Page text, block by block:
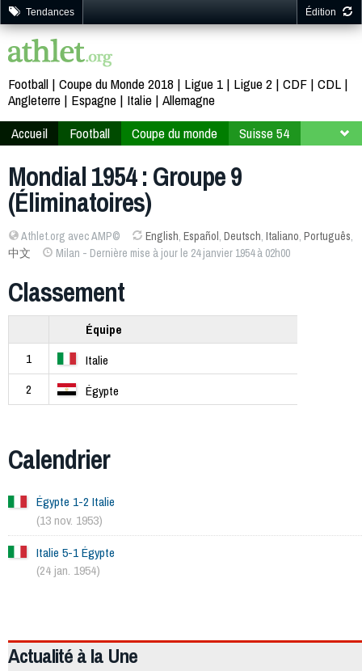
Tendances Édition
Football Coupe du Monde 2018 Ligue 1 Ligue 2 CDF CDL
Angleterre
Espagne Italie Allemagne
Accueil
Football Coupe du monde
Suisse 54
Mondial 1954 : Groupe 9
(Éliminatoires)
Athlet.org avec AMP© English, Español, Deutsch, Italiano, Português,
中文
Milan - Dernière mise à jour le 24 janvier 1954 à 02h00
Classement
Équipe
1
Italie
2
Égypte
Calendrier
Égypte 1-2 Italie
(13 nov. 1953)
Italie 5-1 Égypte
(24 jan. 1954)
Actualité à la Une